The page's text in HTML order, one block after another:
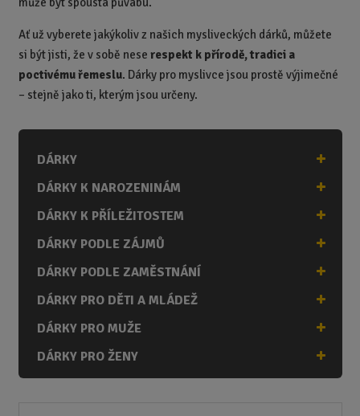
Ať už vyberete jakýkoliv z našich mysliveckých dárků, můžete
si být jisti, že v sobě nese respekt k přírodě, tradici a
poctivému řemeslu. Dárky pro myslivce jsou prostě výjimečné
– stejně jako ti, kterým jsou určeny.
DÁRKY
DÁRKY K NAROZENINÁM
DÁRKY K PŘÍLEŽITOSTEM
DÁRKY PODLE ZÁJMŮ
DÁRKY PODLE ZAMĚSTNÁNÍ
DÁRKY PRO DĚTI A MLÁDEŽ
DÁRKY PRO MUŽE
DÁRKY PRO ŽENY